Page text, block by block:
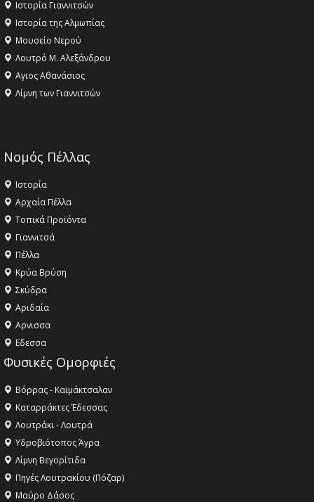
Ιστορία Γιαννιτσών
Ιστορία της Αλμωπίας
Μουσείο Νερού
Λουτρό Μ. Αλεξάνδρου
Αγιος Αθανάσιος
Λίμνη των Γιαννιτσών
Νομός Πέλλας
Ιστορία
Αρχαία Πέλλα
Τοπικά Προϊόντα
Γιαννιτσά
Πέλλα
Κρύα Βρύση
Σκύδρα
Αριδαία
Aρνισσα
Eδεσσα
Φυσικές Ομορφιές
Βόρρας - Καϊμάκτσαλαν
Καταρράκτες Έδεσσας
Λουτράκι - Λουτρά
Υδροβιότοπος Άγρα
Λίμνη Βεγορίτιδα
Πηγές Λουτρακίου (Πόζαρ)
Μαύρο Δάσος